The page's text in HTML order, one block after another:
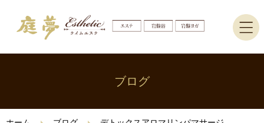
ブログ